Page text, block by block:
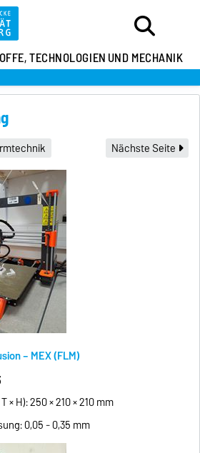
TECHNOLOGIENUND MECHANIK
Nächste Seite
– MEX (FLM)
× H): 250 × 210 × 210 mm
0,05 - 0,35 mm